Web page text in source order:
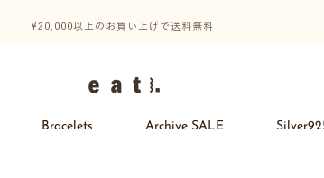
¥20,000以上のお買い上げで送料無料
Bracelets Archive SALE